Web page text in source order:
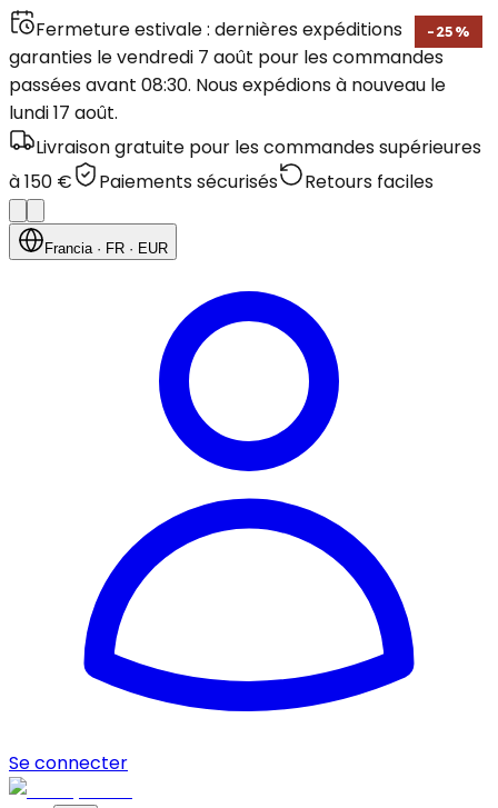
Fermeture estivale : dernières expéditions
garanties le vendredi 7 août pour les commandes
passées avant 08:30. Nous expédions à nouveau le
lundi 17 août.
Livraison gratuite pour les commandes supérieures
à 150 €
Paiements sécurisés Retours faciles
Francia· FR · EUR
Se connecter
- 25 %